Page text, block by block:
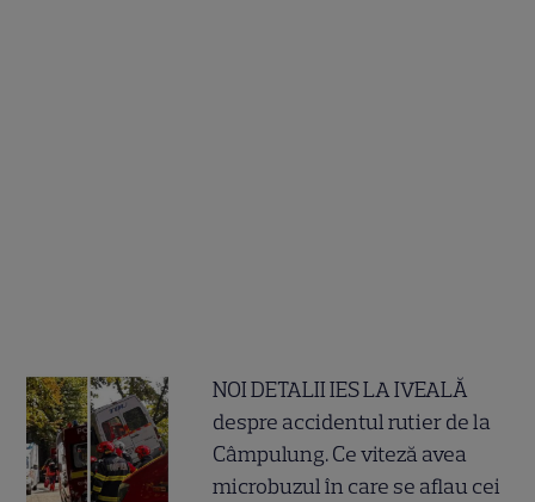
NOI DETALII IES LA IVEALĂ
despre accidentul rutier de la
Câmpulung. Ce viteză avea
microbuzul în care se aflau cei